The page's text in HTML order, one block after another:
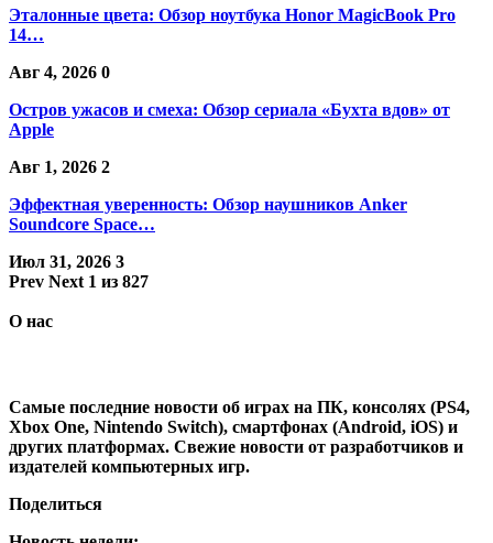
Эталонные цвета: Обзор ноутбука Honor MagicBook Pro
14…
Авг 4, 2026 0
Остров ужасов и смеха: Обзор сериала «Бухта вдов» от
Apple
Авг 1, 2026 2
Эффектная уверенность: Обзор наушников Anker
Soundcore Space…
Июл 31, 2026 3
Prev Next 1 из 827
О нас
Самые последние новости об играх на ПК, консолях (PS4,
Xbox One, Nintendo Switch), смартфонах (Android, iOS) и
других платформах. Свежие новости от разработчиков и
издателей компьютерных игр.
Поделиться